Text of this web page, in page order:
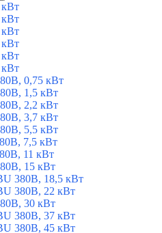
0,75 кВт
1,5 кВт
2,2 кВт
3,7 кВт
5,5 кВт
7,5 кВт
11 кВт
15 кВт
380В, 18,5 кВт
380В, 22 кВт
30 кВт
380В, 37 кВт
380В, 45 кВт